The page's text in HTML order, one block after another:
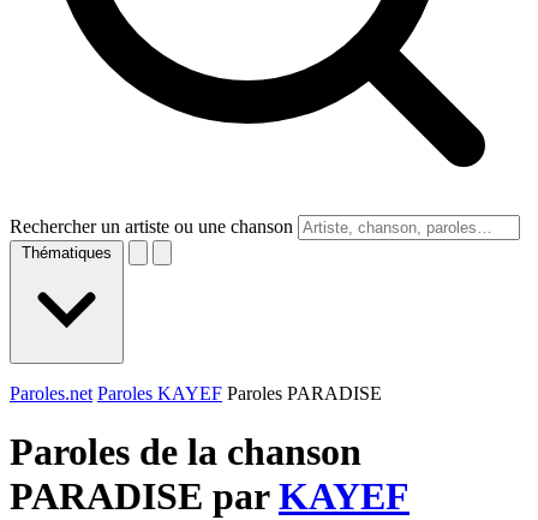
Rechercher un artiste ou une chanson
Thématiques
Paroles.net Paroles KAYEF Paroles PARADISE
Paroles de la chanson
PARADISE parKAYEF